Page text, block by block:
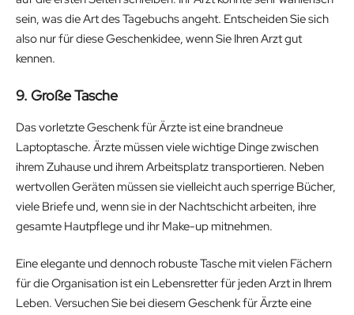
sein, was die Art des Tagebuchs angeht. Entscheiden Sie sich
also nur für diese Geschenkidee, wenn Sie Ihren Arzt gut
kennen.
9. Große Tasche
Das vorletzte Geschenk für Ärzte ist eine brandneue
Laptoptasche. Ärzte müssen viele wichtige Dinge zwischen
ihrem Zuhause und ihrem Arbeitsplatz transportieren. Neben
wertvollen Geräten müssen sie vielleicht auch sperrige Bücher,
viele Briefe und, wenn sie in der Nachtschicht arbeiten, ihre
gesamte Hautpflege und ihr Make-up mitnehmen.
Eine elegante und dennoch robuste Tasche mit vielen Fächern
für die Organisation ist ein Lebensretter für jeden Arzt in Ihrem
Leben. Versuchen Sie bei diesem Geschenk für Ärzte eine